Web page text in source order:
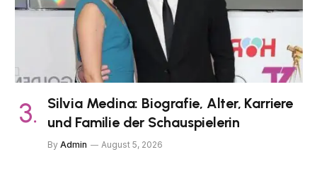
Silvia Medina: Biografie, Alter, Karriere
und Familie der Schauspielerin
By Admin August 5, 2026